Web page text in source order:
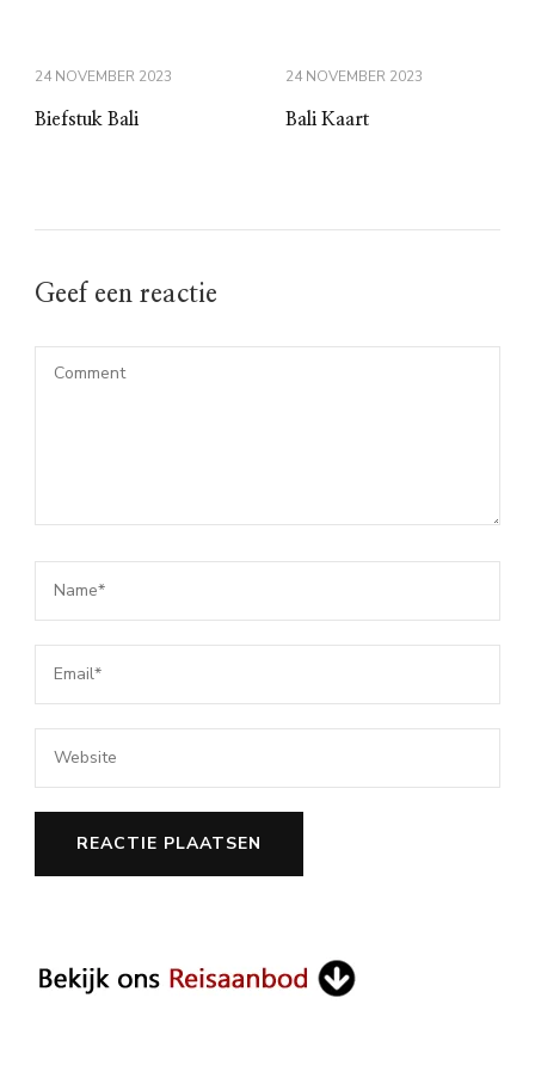
24 NOVEMBER 2023
Biefstuk Bali
24 NOVEMBER 2023
Bali Kaart
Geef een reactie